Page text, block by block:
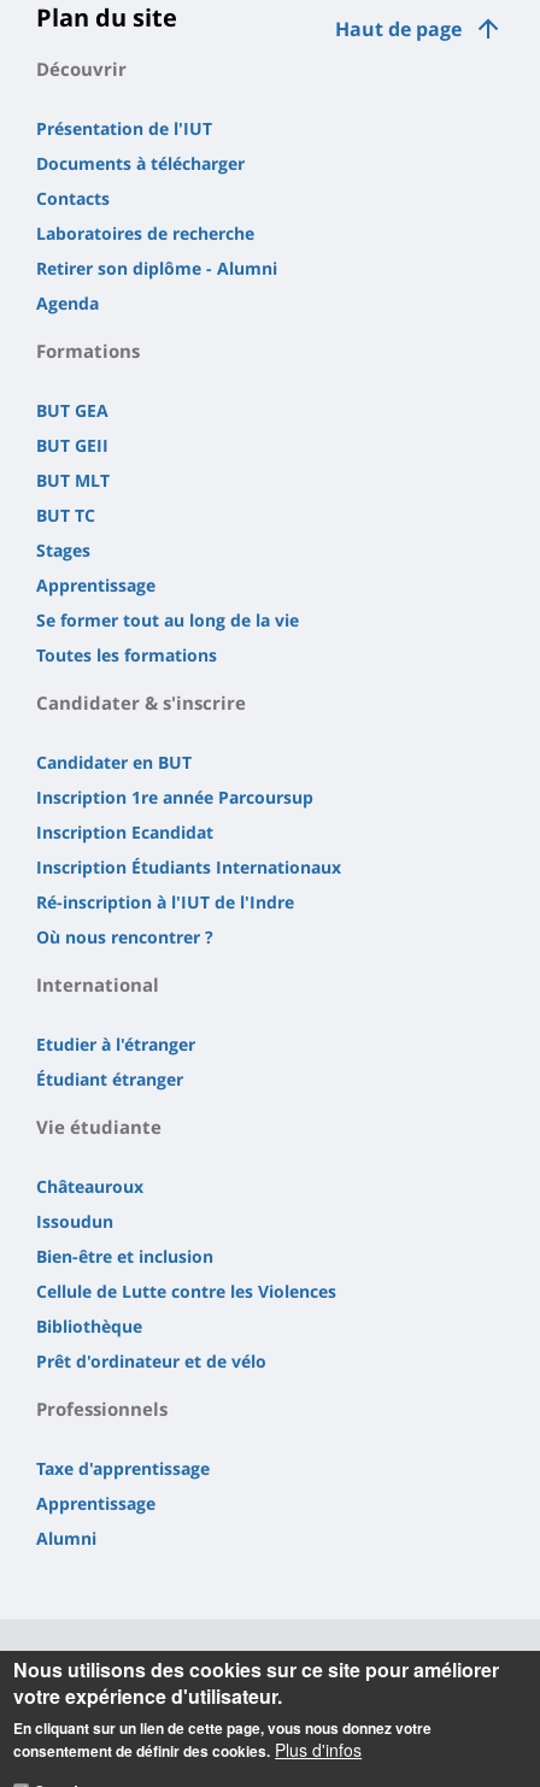
Haut de page
Plan du site
Découvrir
Présentation de l'IUT
Documents à télécharger
Contacts
Laboratoires de recherche
Retirer son diplôme - Alumni
Agenda
Formations
BUT GEA
BUT GEII
BUT MLT
BUT TC
Stages
Apprentissage
Se former tout au long de la vie
Toutes les formations
Candidater & s'inscrire
Candidater en BUT
Inscription 1re année Parcoursup
Inscription Ecandidat
Inscription Étudiants Internationaux
Ré-inscription à l'IUT de l'Indre
Où nous rencontrer ?
International
Etudier à l'étranger
Étudiant étranger
Vie étudiante
Châteauroux
Issoudun
Bien-être et inclusion
Cellule de Lutte contre les Violences
Bibliothèque
Prêt d'ordinateur et de vélo
Professionnels
Taxe d'apprentissage
Apprentissage
Alumni
Informations
IUT de l'Indre (siège social, BUT GEA, BUT GEII)
2 avenue François Mitterrand
Nous utilisons des cookies sur ce site pour améliorer
votre expérience d'utilisateur.
En cliquant sur un lien de cette page, vous nous donnez votre
consentement de définir des cookies. Plus d'infos